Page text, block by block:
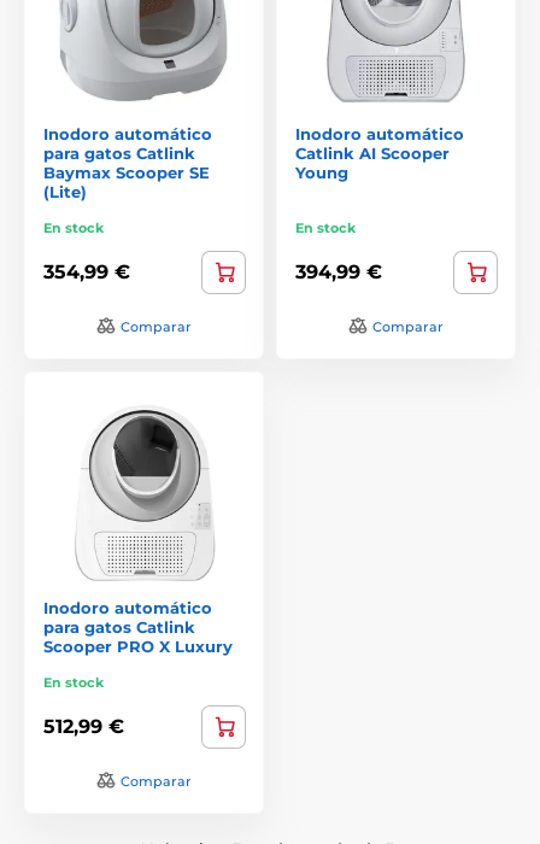
Inodoro automático
para gatos Catlink
Baymax Scooper SE
(Lite)
En stock
354,99 €
Comparar
Inodoro automático
Catlink AI Scooper
Young
En stock
394,99 €
Comparar
Inodoro automático
para gatos Catlink
Scooper PRO X Luxury
En stock
512,99 €
Comparar